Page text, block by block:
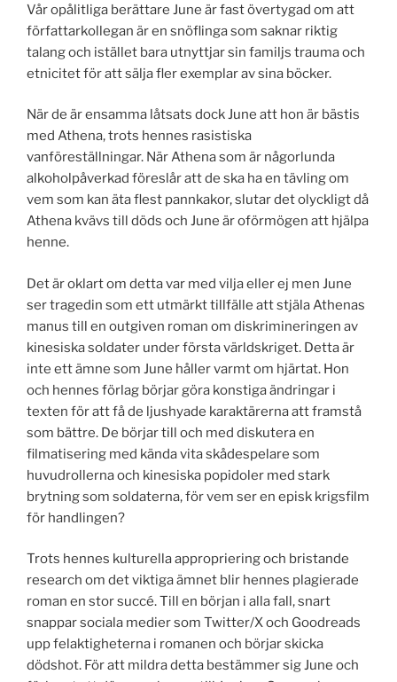
Vår opålitliga berättare June är fast övertygad om att
författarkollegan är en snöflinga som saknar riktig
talang och istället bara utnyttjar sin familjs trauma och
etnicitet för att sälja fler exemplar av sina böcker.
När de är ensamma låtsats dock June att hon är bästis
med Athena, trots hennes rasistiska
vanföreställningar. När Athena som är någorlunda
alkoholpåverkad föreslår att de ska ha en tävling om
vem som kan äta flest pannkakor, slutar det olyckligt då
Athena kvävs till döds och June är oförmögen att hjälpa
henne.
Det är oklart om detta var med vilja eller ej men June
ser tragedin som ett utmärkt tillfälle att stjäla Athenas
manus till en outgiven roman om diskrimineringen av
kinesiska soldater under första världskriget. Detta är
inte ett ämne som June håller varmt om hjärtat. Hon
och hennes förlag börjar göra konstiga ändringar i
texten för att få de ljushyade karaktärerna att framstå
som bättre. De börjar till och med diskutera en
filmatisering med kända vita skådespelare som
huvudrollerna och kinesiska popidoler med stark
brytning som soldaterna, för vem ser en episk krigsfilm
för handlingen?
Trots hennes kulturella appropriering och bristande
research om det viktiga ämnet blir hennes plagierade
roman en stor succé. Till en början i alla fall, snart
snappar sociala medier som Twitter/X och Goodreads
upp felaktigheterna i romanen och börjar skicka
dödshot. För att mildra detta bestämmer sig June och